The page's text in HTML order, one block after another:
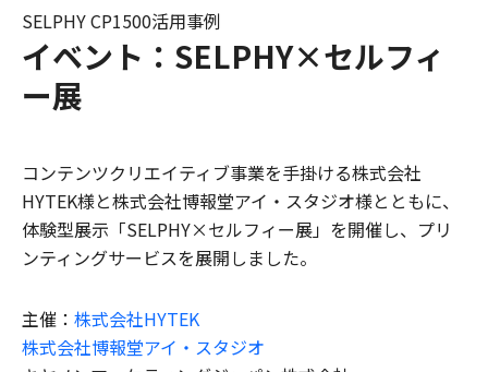
イベント：SELPHY×セルフィ
ー展
SELPHY CP1500活用事例
コンテンツクリエイティブ事業を手掛ける株式会社
HYTEK様と株式会社博報堂アイ・スタジオ様とともに、
体験型展示「SELPHY×セルフィー展」を開催し、プリ
ンティングサービスを展開しました。
主催： 株式会社HYTEK
株式会社博報堂アイ・スタジオ